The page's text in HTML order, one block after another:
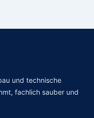
und technische
fachlich sauber und